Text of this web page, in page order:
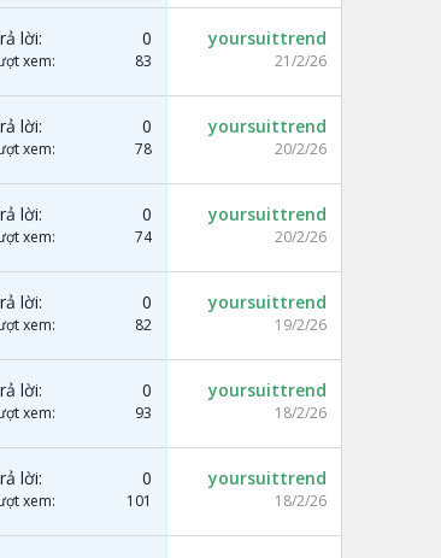
lời 0
xem 83
yoursuittrend
21/2/26
lời 0
xem 78
yoursuittrend
20/2/26
lời 0
xem 74
yoursuittrend
20/2/26
lời 0
xem 82
yoursuittrend
19/2/26
lời 0
xem 93
yoursuittrend
18/2/26
lời 0
xem 101
yoursuittrend
18/2/26